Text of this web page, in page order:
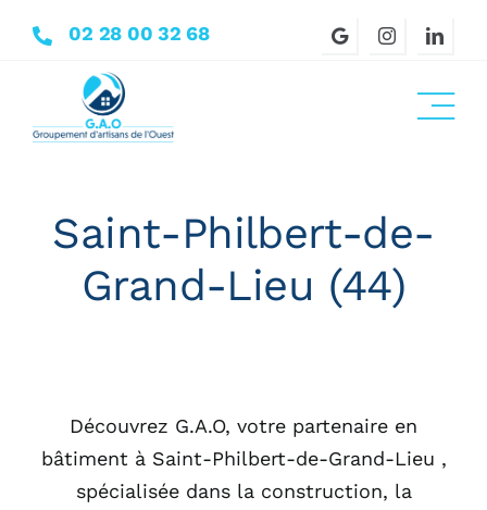
02 28 00 32 68
Saint-Philbert-de-
Grand-Lieu (44)
Découvrez G.A.O, votre partenaire en
bâtiment à Saint-Philbert-de-Grand-Lieu ,
spécialisée dans la construction, la